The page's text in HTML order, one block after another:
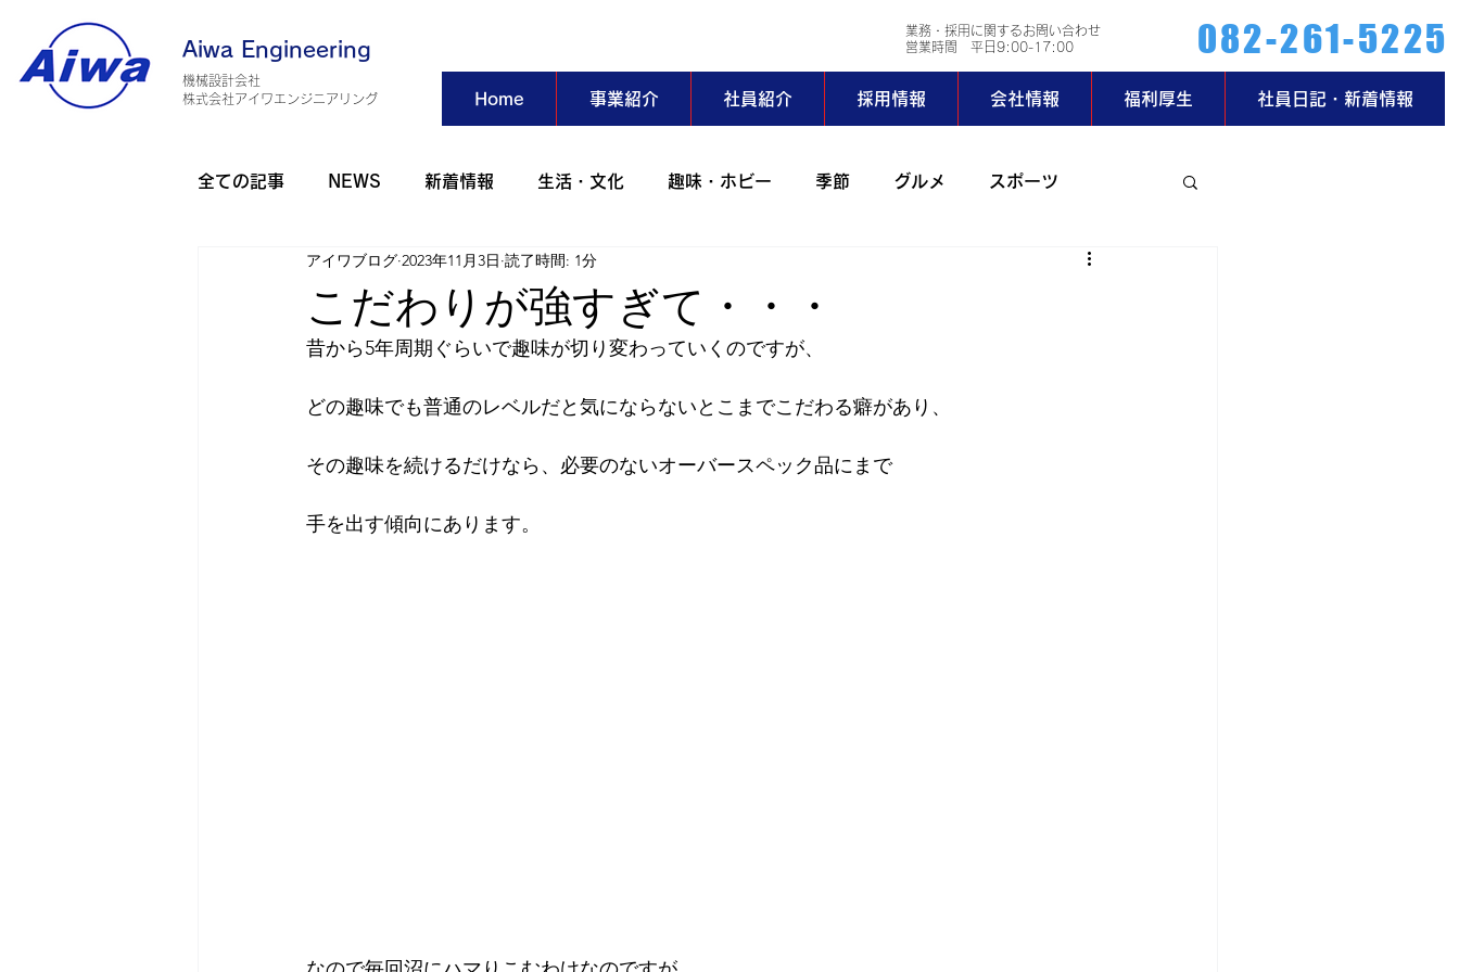
Aiwa Engineering
機械設計会社
​株式会社アイワエンジニアリング
業務・採用に関するお問い合わせ
​営業時間 平日9:00-17:00
082-261-5225
Home 事業紹介 社員紹介 採用情報 会社情報 福利厚生 社員日記・新着情報
全ての記事 NEWS 新着情報 生活・文化 趣味・ホビー 季節 グルメ スポーツ
旅行・観光 アウトドア 会社行事
アイワゴルフ部 アイワダーツ部 AIWAホッとステーション
2017年 2016年
こだわりが強すぎて・・・
アイワブログ 2023年11月3日 読了時間: 1分
昔から5年周期ぐらいで趣味が切り変わっていくのですが、
どの趣味でも普通のレベルだと気にならないとこまでこだわる癖があり、
その趣味を続けるだけなら、必要のないオーバースペック品にまで
手を出す傾向にあります。